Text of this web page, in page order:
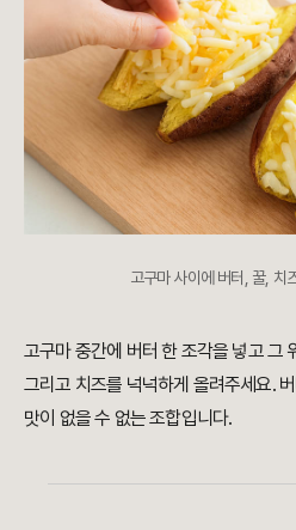
고구마 사이에 버터, 꿀,
고구마 중간에 버터 한 조각을 넣고 그
그리고 치즈를 넉넉하게 올려주세요.
맛이 없을 수 없는 조합입니다.